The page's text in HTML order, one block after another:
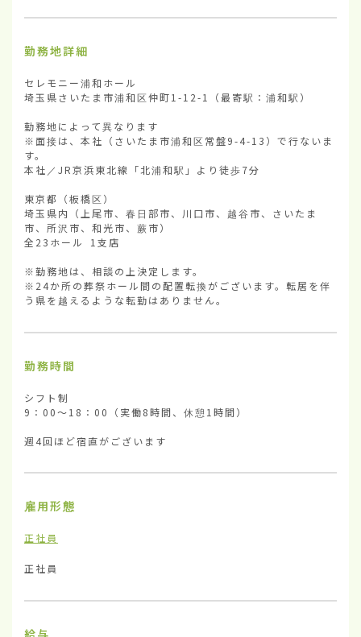
勤務地詳細
セレモニー浦和ホール
埼玉県さいたま市浦和区仲町1-12-1（最寄駅：浦和駅）
勤務地によって異なります
※面接は、本社（さいたま市浦和区常盤9-4-13）で行ないま
す。
本社／JR京浜東北線「北浦和駅」より徒歩7分
東京都（板橋区）
埼玉県内（上尾市、春日部市、川口市、越谷市、さいたま
市、所沢市、和光市、蕨市）
全23ホール 1支店
※勤務地は、相談の上決定します。
※24か所の葬祭ホール間の配置転換がございます。転居を伴
う県を越えるような転勤はありません。
勤務時間
シフト制
9：00～18：00（実働8時間、休憩1時間）
週4回ほど宿直がございます
雇用形態
正社員
正社員
給与